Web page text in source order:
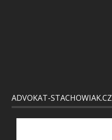
ADVOKAT-STACHOWIAK.CZ